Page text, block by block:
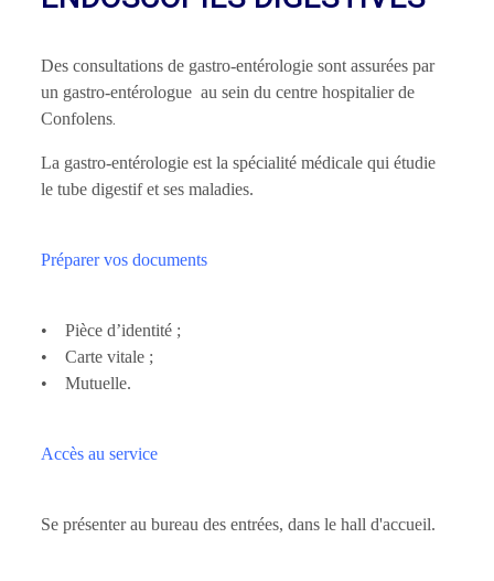
Des consultations de gastro-entérologie sont assurées par
un gastro-entérologue au sein du centre hospitalier de
Confolens.
La gastro-entérologie est la spécialité médicale qui étudie
le tube digestif et ses maladies.
Préparer vos documents
• Pièce d’identité ;
• Carte vitale ;
• Mutuelle.
Accès au service
Se présenter au bureau des entrées, dans le hall d'accueil.